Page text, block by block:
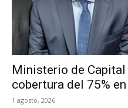
Ministerio de
cobertura del 75%
1 agosto, 2026